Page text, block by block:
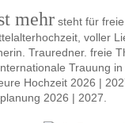
mehr steht für
voller
Trauredner. freie
Trauung
Hochzeit 2026 |
2026 | 2027.